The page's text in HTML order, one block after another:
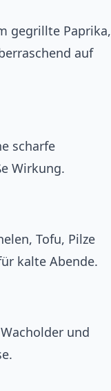
gegrillte Paprika,
auf
scharfe
Wirkung.
Tofu, Pilze
kalte Abende.
und